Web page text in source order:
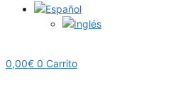
0,00€ 0 Carrito